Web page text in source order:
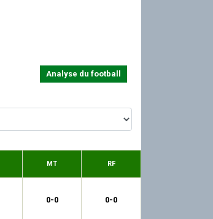
Analyse du football
MT RF
0-0 0-0